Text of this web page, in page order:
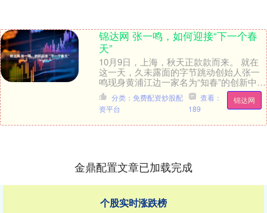
锦达网 张一鸣，如何迎接“下一个春
天”
10月9日，上海，秋天正款款而来。 就在
这一天，久未露面的字节跳动创始人张一
鸣现身黄浦江边一家名为“知春”的创新中
心。 这家创新中心是他与上海交通大学
ACM班创....
锦达网
分类：免费配资炒股配
资平台
查看：
189
金鼎配置文章已加载完成
个股实时涨跌榜